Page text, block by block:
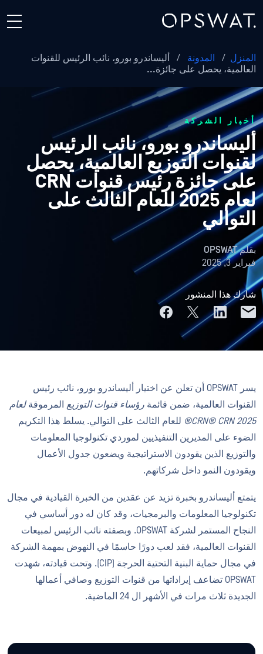
المنزل / المدونة /
أليساندرو بورو، نائب الرئيس للقنوات
العالمية، يحصل على جائزة...
أخبار الشركة
أليساندرو بورو، نائب الرئيس
لقنوات التوزيع العالمية، يحصل
على جائزة رئيس قنوات CRN
لعام 2025 للعام الثالث على
التوالي
بقلمOPSWAT
فبراير 3, 2025
شارك هذا المنشور
يسر OPSWAT أن تعلن عن اختيار أليساندرو بورو، نائب رئيس
القنوات العالمية، ضمن قائمة رؤساء قنوات التوزيع المرموقةلعام
2025 CRN® CRN®
للعام الثالث على التوالي. يسلط هذا التكريم
الضوء على المديرين التنفيذيين لموردي تكنولوجيا المعلومات
والتوزيع الذين يقودون الاستراتيجية ويضعون جدول الأعمال
ويقودون النمو داخل شركاتهم.
يتمتع أليساندرو بخبرة تزيد عن عقدين من الخبرة القيادية في مجال
تكنولوجيا المعلومات والبرمجيات، وقد كان له دور أساسي في
النجاح المستمر لشركة OPSWAT. وبصفته نائب الرئيس لمبيعات
القنوات العالمية، فقد لعب دورًا حاسمًا في النهوض بمهمة الشركة
في مجال حماية البنية التحتية الحرجة (CIP). وتحت قيادته، شهدت
OPSWAT تضاعف إيراداتها من قنوات التوزيع وصافي أعمالها
الجديدة ثلاث مرات في الأشهر ال 24 الماضية.